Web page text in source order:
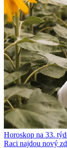
Horoskop na 33.
Raci najdou nový